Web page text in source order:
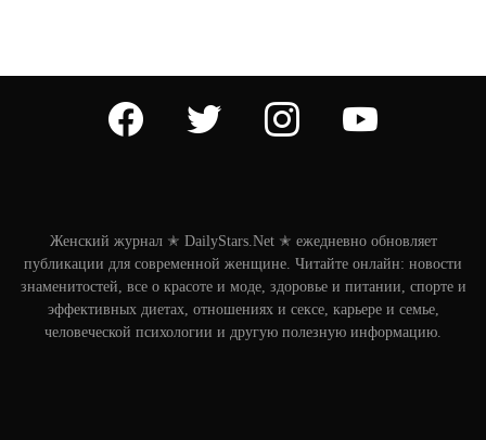
facebook twitter instagram
Женский журнал ✭ DailyStars.Net ✭ ежедневно обновляет
публикации для современной женщине. Читайте онлайн: новости
знаменитостей, все о красоте и моде, здоровье и питании, спорте и
эффективных диетах, отношениях и сексе, карьере и семье,
человеческой психологии и другую полезную информацию.